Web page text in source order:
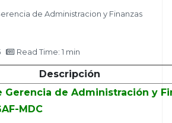
de Administracion y Finanzas
Read Time: 1 min
Descripción
Gerencia de Administración y
MDC